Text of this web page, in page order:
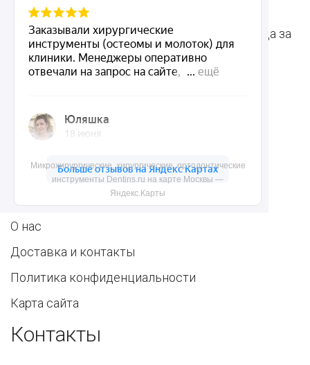
Микрохирургические, хирургические, ортодонтические
инструменты Dentins.ru на карте Москвы —
Яндекс.Карты
инструменты
Терапевтические
инструменты
инструменты
Средства для ухода за
полостью рта
Dentins.ru
Акции
О нас
Доставка и контакты
Политика конфиденциальности
Карта сайта
Контакты